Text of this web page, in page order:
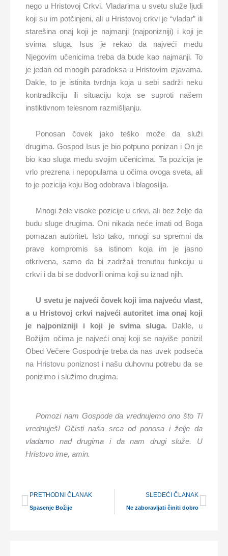
nego u Hristovoj Crkvi. Vladarima u svetu služe ljudi
koji su im potčinjeni, ali u Hristovoj crkvi je “vladar” ili
starešina onaj koji je najmanji (najponizniji) i koji je
svima sluga. Isus je rekao da najveći među
Njegovim učenicima treba da bude kao najmanji. To
je jedan od mnogih paradoksa u Hristovim izjavama.
Dakle, to je istinita tvrdnja koja u sebi sadrži neku
kontradikciju ili situaciju koja se suproti našem
instiktivnom telesnom razmišljanju.
Ponosan čovek jako teško može da služi
drugima. Gospod Isus je bio potpuno ponizan i On je
bio kao sluga među svojim učenicima. Ta pozicija je
vrlo prezrena i nepopularna u očima ovoga sveta, ali
to je pozicija koju Bog odobrava i blagosilja.
Mnogi žele visoke pozicije u crkvi, ali bez želje da
budu sluge drugima. Oni nikada neće imati od Boga
pomazan autoritet. Isto tako, mnogi su spremni da
prave kompromis sa istinom koja im je jasno
otkrivena, samo da bi zadržali trenutnu funkciju u
crkvi i da bi se dodvorili onima koji su iznad njih.
U svetu je najveći čovek koji ima najveću vlast,
a u Hristovoj crkvi najveći autoritet ima onaj koji
je najponizniji i koji je svima sluga. Dakle, u
Božijim očima je najveći onaj koji se najviše ponizi!
Obed Večere Gospodnje treba da nas uvek podseća
na Hristovu poniznost i našu duhovnu potrebu da se
ponizimo i služimo drugima.
Pomozi nam Gospode da vrednujemo ono što Ti
vrednuješ! Očisti naša srca od ponosa i želje da
vladamo nad drugima i da nam drugi služe. U
Hristovo ime, amin.
Prev
PRETHODNI ČLANAK
Spasenje Božije
SLEDEĆI ČLANAK
Ne zaboravljati činiti dobro